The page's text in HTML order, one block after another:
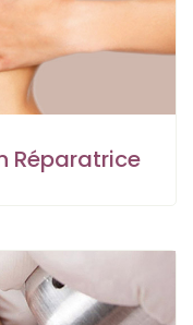
Réparatrice